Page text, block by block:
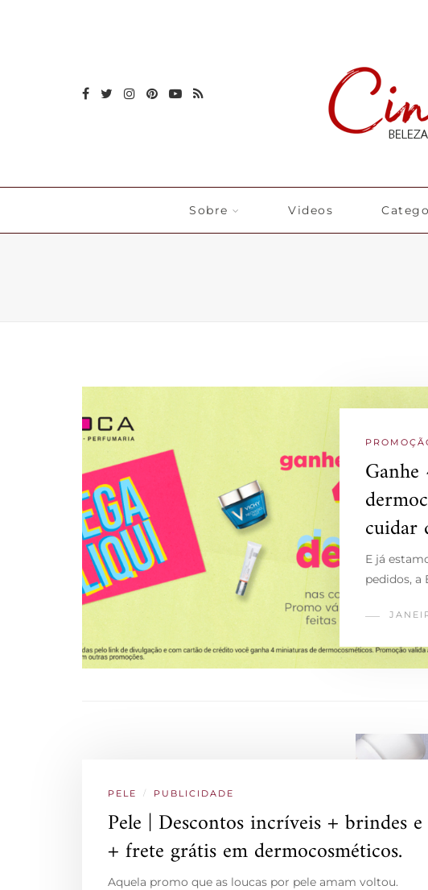
Sobre Videos
cuidar
E já
pedidos,
PELE / PUBLICIDADE
Pele | Descontos incríveis + brindes e
+ frete grátis em dermocosméticos.
Aquela promo que as loucas por pele amam voltou.